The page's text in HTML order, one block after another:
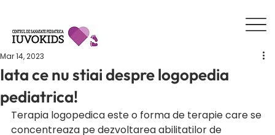
Iata ce nu stiai despre logopedia
pediatrica!
Mar 14, 2023
Terapia logopedica este o forma de terapie care se
concentreaza pe dezvoltarea abilitatilor de